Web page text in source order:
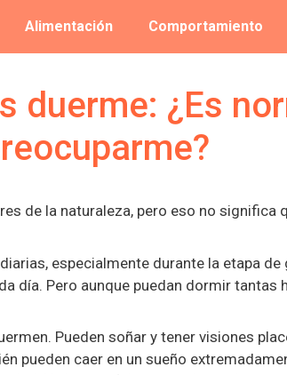
Alimentación Comportamiento
duerme: ¿Es
de la naturaleza, pero eso no significa
especialmente durante la etapa
día. Pero aunque puedan dormir tantas
Pueden soñar y tener visiones
pueden caer en un sueño